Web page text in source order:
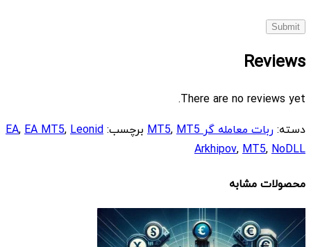
Reviews
There are no reviews yet.
دسته:ربات معامله گر MT5 ,MT5 برچسب: EA,EA MT5,Leonid
Arkhipov,MT5,NoDLL
محصولات مشابه